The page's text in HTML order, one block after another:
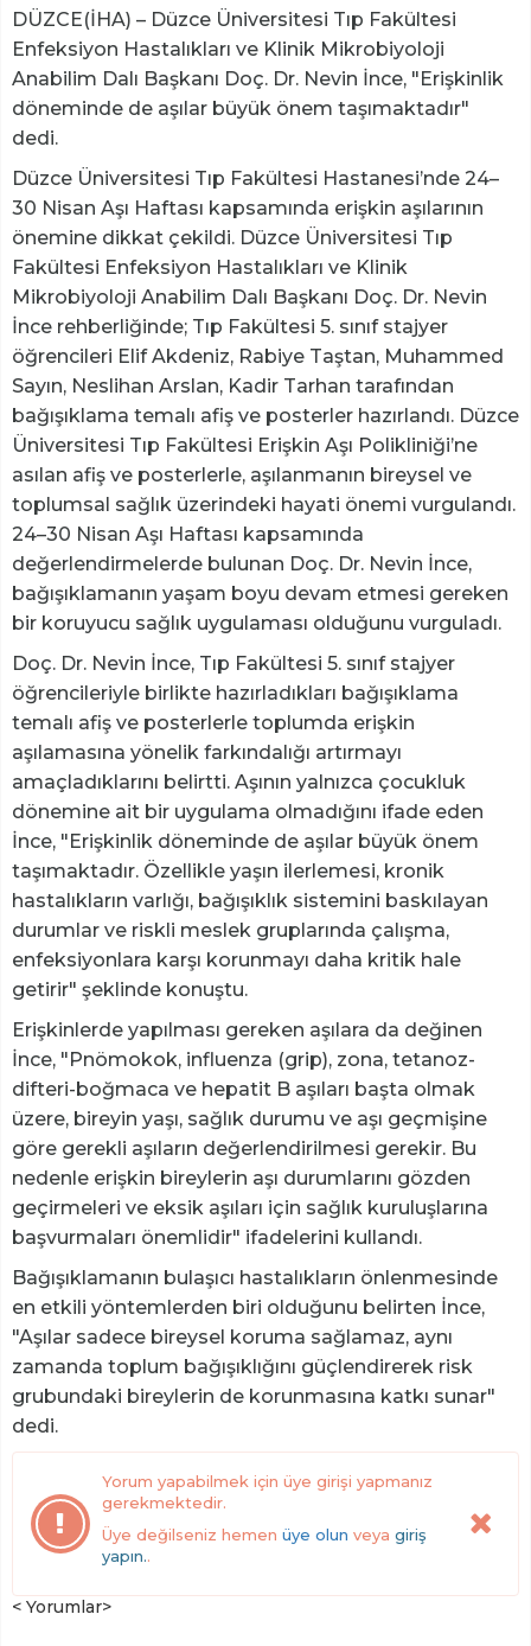
DÜZCE(İHA) – Düzce Üniversitesi Tıp Fakültesi
Enfeksiyon Hastalıkları ve Klinik Mikrobiyoloji
Anabilim Dalı Başkanı Doç. Dr. Nevin İnce, "Erişkinlik
döneminde de aşılar büyük önem taşımaktadır"
dedi.
Düzce Üniversitesi Tıp Fakültesi Hastanesi’nde 24–
30 Nisan Aşı Haftası kapsamında erişkin aşılarının
önemine dikkat çekildi. Düzce Üniversitesi Tıp
Fakültesi Enfeksiyon Hastalıkları ve Klinik
Mikrobiyoloji Anabilim Dalı Başkanı Doç. Dr. Nevin
İnce rehberliğinde; Tıp Fakültesi 5. sınıf stajyer
öğrencileri Elif Akdeniz, Rabiye Taştan, Muhammed
Sayın, Neslihan Arslan, Kadir Tarhan tarafından
bağışıklama temalı afiş ve posterler hazırlandı. Düzce
Üniversitesi Tıp Fakültesi Erişkin Aşı Polikliniği’ne
asılan afiş ve posterlerle, aşılanmanın bireysel ve
toplumsal sağlık üzerindeki hayati önemi vurgulandı.
24–30 Nisan Aşı Haftası kapsamında
değerlendirmelerde bulunan Doç. Dr. Nevin İnce,
bağışıklamanın yaşam boyu devam etmesi gereken
bir koruyucu sağlık uygulaması olduğunu vurguladı.
Doç. Dr. Nevin İnce, Tıp Fakültesi 5. sınıf stajyer
öğrencileriyle birlikte hazırladıkları bağışıklama
temalı afiş ve posterlerle toplumda erişkin
aşılamasına yönelik farkındalığı artırmayı
amaçladıklarını belirtti. Aşının yalnızca çocukluk
dönemine ait bir uygulama olmadığını ifade eden
İnce, "Erişkinlik döneminde de aşılar büyük önem
taşımaktadır. Özellikle yaşın ilerlemesi, kronik
hastalıkların varlığı, bağışıklık sistemini baskılayan
durumlar ve riskli meslek gruplarında çalışma,
enfeksiyonlara karşı korunmayı daha kritik hale
getirir" şeklinde konuştu.
Erişkinlerde yapılması gereken aşılara da değinen
İnce, "Pnömokok, influenza (grip), zona, tetanoz-
difteri-boğmaca ve hepatit B aşıları başta olmak
üzere, bireyin yaşı, sağlık durumu ve aşı geçmişine
göre gerekli aşıların değerlendirilmesi gerekir. Bu
nedenle erişkin bireylerin aşı durumlarını gözden
geçirmeleri ve eksik aşıları için sağlık kuruluşlarına
başvurmaları önemlidir" ifadelerini kullandı.
Bağışıklamanın bulaşıcı hastalıkların önlenmesinde
en etkili yöntemlerden biri olduğunu belirten İnce,
"Aşılar sadece bireysel koruma sağlamaz, aynı
zamanda toplum bağışıklığını güçlendirerek risk
grubundaki bireylerin de korunmasına katkı sunar"
dedi.
Yorum yapabilmek için üye girişi yapmanız
gerekmektedir.
Üye değilseniz hemen üye olun veya giriş
yapın..
< Yorumlar>